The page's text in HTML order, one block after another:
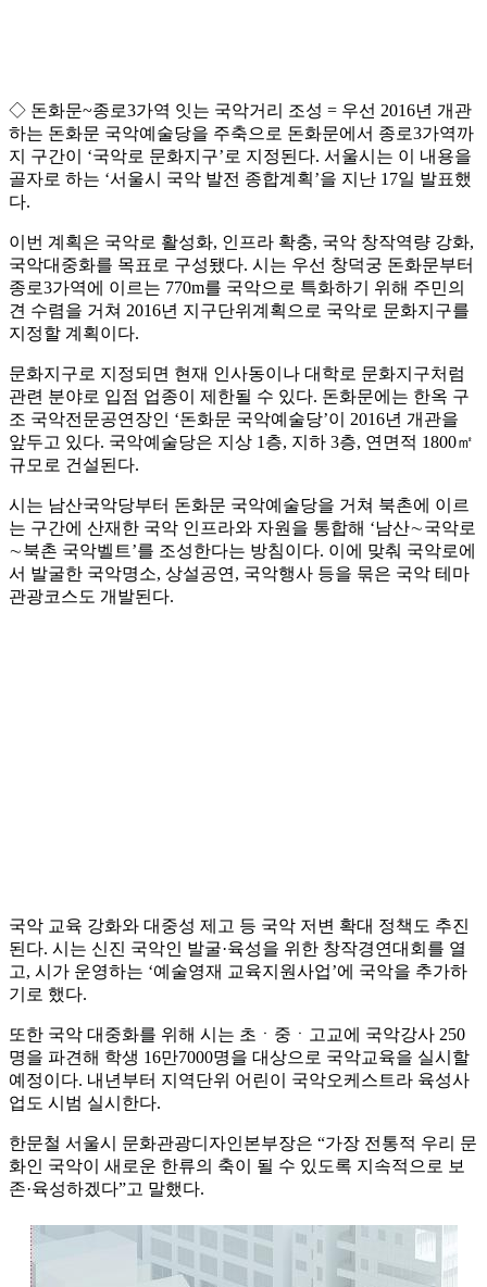
◇ 돈화문~종로3가역 잇는 국악거리 조성 = 우선 2016년 개관
하는 돈화문 국악예술당을 주축으로 돈화문에서 종로3가역까
지 구간이 ‘국악로 문화지구’로 지정된다. 서울시는 이 내용을
골자로 하는 ‘서울시 국악 발전 종합계획’을 지난 17일 발표했
다.
이번 계획은 국악로 활성화, 인프라 확충, 국악 창작역량 강화,
국악대중화를 목표로 구성됐다. 시는 우선 창덕궁 돈화문부터
종로3가역에 이르는 770m를 국악으로 특화하기 위해 주민의
견 수렴을 거쳐 2016년 지구단위계획으로 국악로 문화지구를
지정할 계획이다.
문화지구로 지정되면 현재 인사동이나 대학로 문화지구처럼
관련 분야로 입점 업종이 제한될 수 있다. 돈화문에는 한옥 구
조 국악전문공연장인 ‘돈화문 국악예술당’이 2016년 개관을
앞두고 있다. 국악예술당은 지상 1층, 지하 3층, 연면적 1800㎡
규모로 건설된다.
시는 남산국악당부터 돈화문 국악예술당을 거쳐 북촌에 이르
는 구간에 산재한 국악 인프라와 자원을 통합해 ‘남산∼국악로
∼북촌 국악벨트’를 조성한다는 방침이다. 이에 맞춰 국악로에
서 발굴한 국악명소, 상설공연, 국악행사 등을 묶은 국악 테마
관광코스도 개발된다.
국악 교육 강화와 대중성 제고 등 국악 저변 확대 정책도 추진
된다. 시는 신진 국악인 발굴·육성을 위한 창작경연대회를 열
고, 시가 운영하는 ‘예술영재 교육지원사업’에 국악을 추가하
기로 했다.
또한 국악 대중화를 위해 시는 초ㆍ중ㆍ고교에 국악강사 250
명을 파견해 학생 16만7000명을 대상으로 국악교육을 실시할
예정이다. 내년부터 지역단위 어린이 국악오케스트라 육성사
업도 시범 실시한다.
한문철 서울시 문화관광디자인본부장은 “가장 전통적 우리 문
화인 국악이 새로운 한류의 축이 될 수 있도록 지속적으로 보
존·육성하겠다”고 말했다.